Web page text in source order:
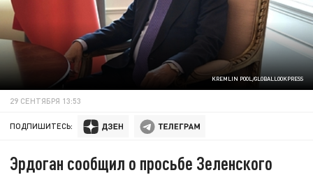
KREMLIN POOL/GLOBALLOOKPRESS
29 СЕНТЯБРЯ 13:53
ПОДПИШИТЕСЬ:
Эрдоган сообщил о просьбе Зеленского